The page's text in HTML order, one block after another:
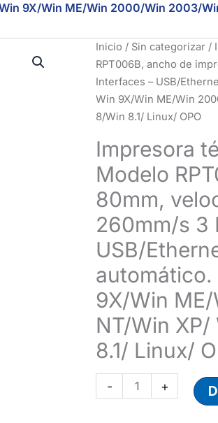
9X/Win ME/Win 2000/Win 2003/
Inicio / Sin categorizar /
RPT006B, ancho de
Interfaces – USB/
Win 9X/Win ME/Win
8/Win 8.1/ Linux/ OPO
Impresora
Modelo
80mm,
260mm/s 3
USB/
9X/Win
NT/Win
8.1/ Linux/
-
Impresora
térmica
directa
de
recibos
Modelo
RPT006B,
ancho
de
impresión
80mm,
velocidad
de
impresión
260mm/s
3
Interfaces
-
USB/Ethernet/Bluetooth
+
+